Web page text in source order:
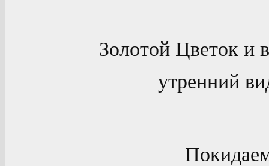
Золотой Цветок и
утренний